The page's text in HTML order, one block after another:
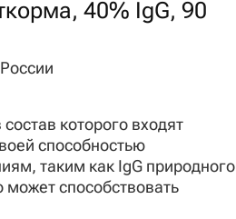
40% IgG, 90
которого входят
способностью
таким как IgG природного
способствовать